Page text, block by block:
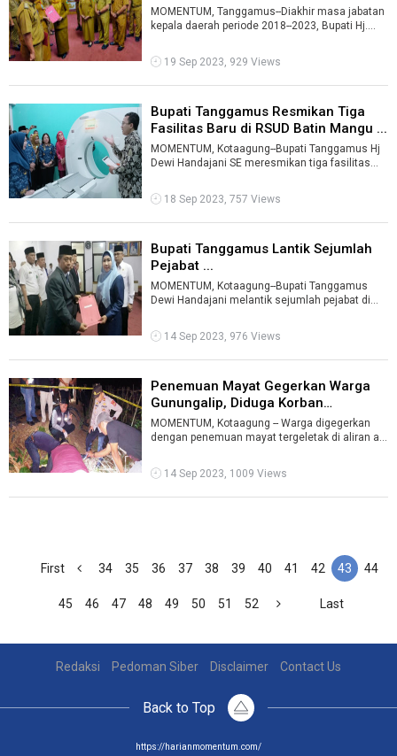
MOMENTUM, Tanggamus--Diakhir masa jabatan
kepala daerah periode 2018--2023, Bupati Hj.
19 Sep 2023, 929 Views
Bupati Tanggamus Resmikan Tiga
Fasilitas Baru di RSUD Batin Mangu ...
MOMENTUM, Kotaagung--Bupati Tanggamus Hj
Dewi Handajani SE meresmikan tiga fasilitas
18 Sep 2023, 757 Views
Bupati Tanggamus Lantik Sejumlah
Pejabat ...
MOMENTUM, Kotaagung--Bupati Tanggamus
Dewi Handajani melantik sejumlah pejabat di
14 Sep 2023, 976 Views
Penemuan Mayat Gegerkan Warga
Gunungalip, Diduga Korban
Pembunuha ...
MOMENTUM, Kotaagung -- Warga digegerkan
dengan penemuan mayat tergeletak di aliran air
14 Sep 2023, 1009 Views
First 34 35 36 37 38 39 40 41 42 43 44
45 46 47 48 49 50 51 52 Last
Redaksi Pedoman Siber Disclaimer Contact Us
Back to Top
https://harianmomentum.com/